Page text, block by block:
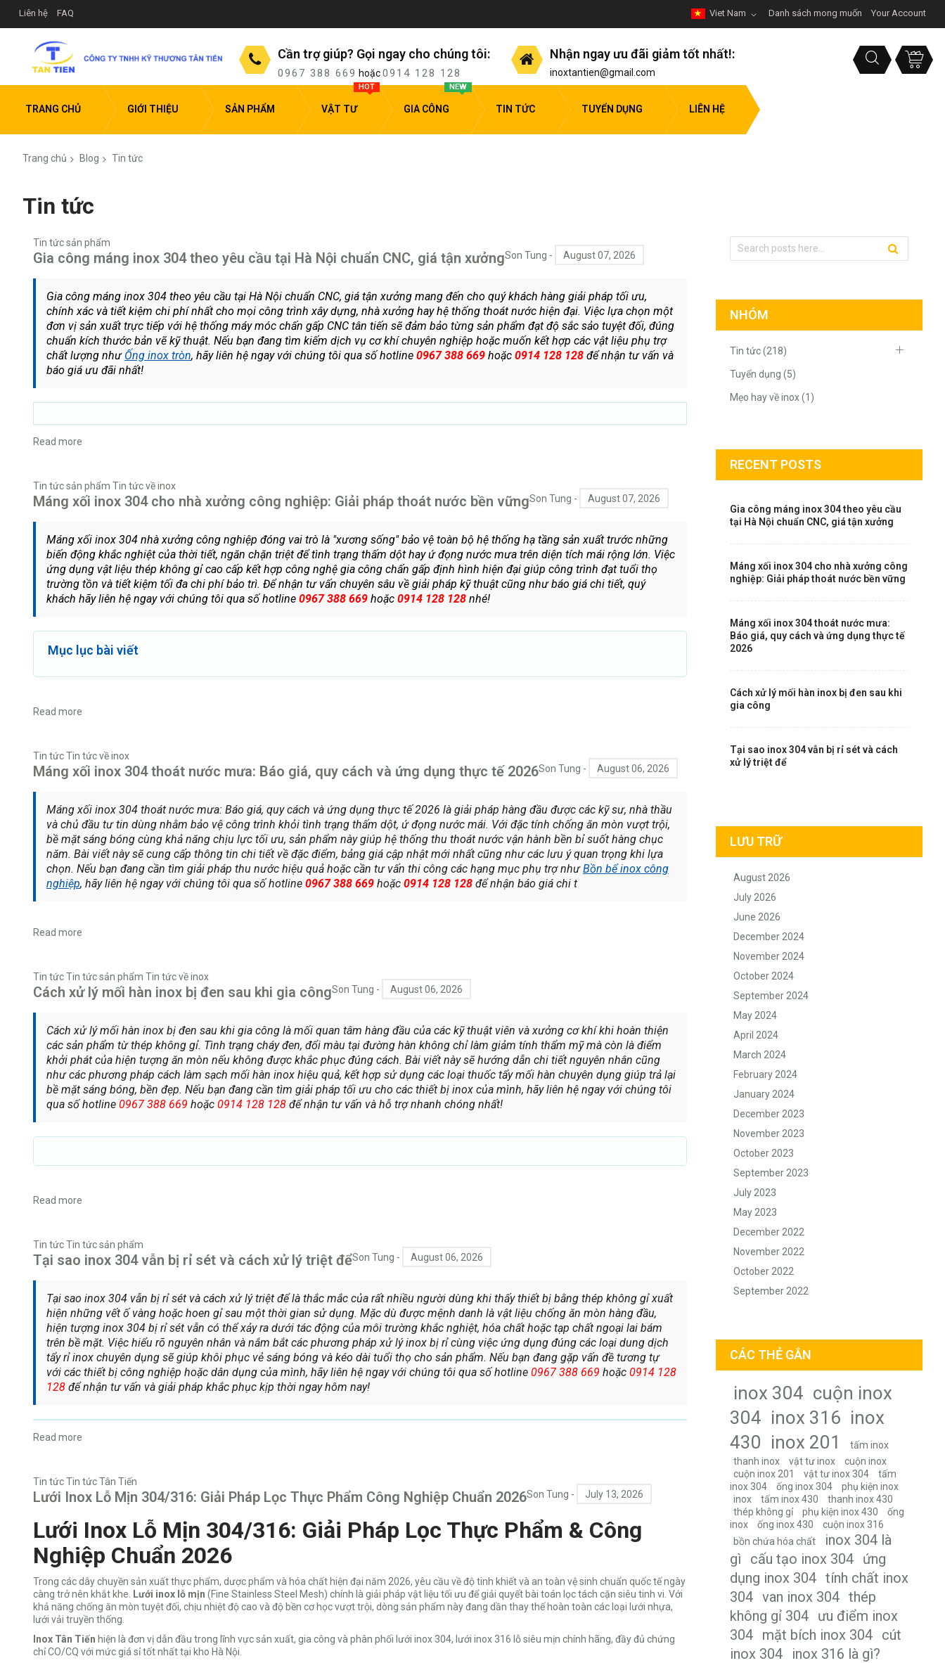
Liên hệ FAQ Danh sách mong muốn Your Account
Viet Nam
Cần trợ giúp? Gọi ngay cho chúng tôi:
0967 388 669 hoặc0914 128 128
Nhận ngay ưu đãi giảm tốt nhất!:
inoxtantien@gmail.com
TRANG CHỦ GIỚI THIỆU SẢN PHẨM VẬT TƯ
HOT
GIA CÔNG
NEW
TIN TỨC TUYỂN DỤNG LIÊN HỆ
Trang chủ Blog Tin tức
Tin tức
Tin tức sản phẩm
Gia công máng inox 304 theo yêu cầu tại Hà Nội chuẩn CNC, giá tận xưởngSon Tung - August 07, 2026
Gia công máng inox 304 theo yêu cầu tại Hà Nội chuẩn CNC, giá tận xưởng mang đến cho quý khách hàng giải pháp tối ưu,
chính xác và tiết kiệm chi phí nhất cho mọi công trình xây dựng, nhà xưởng hay hệ thống thoát nước hiện đại. Việc lựa chọn một
đơn vị sản xuất trực tiếp với hệ thống máy móc chấn gấp CNC tân tiến sẽ đảm bảo từng sản phẩm đạt độ sắc sảo tuyệt đối, đúng
chuẩn kích thước bản vẽ kỹ thuật. Nếu bạn đang tìm kiếm dịch vụ cơ khí chuyên nghiệp hoặc muốn kết hợp các vật liệu phụ trợ
chất lượng như Ống inox tròn, hãy liên hệ ngay với chúng tôi qua số hotline 0967 388 669 hoặc 0914 128 128 để nhận tư vấn và
báo giá ưu đãi nhất!
Read more
Tin tức sản phẩm Tin tức về inox
Máng xối inox 304 cho nhà xưởng công nghiệp: Giải pháp thoát nước bền vữngSon Tung - August 07, 2026
Máng xối inox 304 nhà xưởng công nghiệp đóng vai trò là "xương sống" bảo vệ toàn bộ hệ thống hạ tầng sản xuất trước những
biến động khắc nghiệt của thời tiết, ngăn chặn triệt để tình trạng thấm dột hay ứ đọng nước mưa trên diện tích mái rộng lớn. Việc
ứng dụng vật liệu thép không gỉ cao cấp kết hợp công nghệ gia công chấn gấp định hình hiện đại giúp công trình đạt tuổi thọ
trường tồn và tiết kiệm tối đa chi phí bảo trì. Để nhận tư vấn chuyên sâu về giải pháp kỹ thuật cũng như báo giá chi tiết, quý
khách hãy liên hệ ngay với chúng tôi qua số hotline 0967 388 669 hoặc 0914 128 128 nhé!
Mục lục bài viết
Read more
Tin tứcTin tức về inox
Máng xối inox 304 thoát nước mưa: Báo giá, quy cách và ứng dụng thực tế 2026Son Tung - August 06, 2026
Máng xối inox 304 thoát nước mưa: Báo giá, quy cách và ứng dụng thực tế 2026 là giải pháp hàng đầu được các kỹ sư, nhà thầu
và chủ đầu tư tin dùng nhằm bảo vệ công trình khỏi tình trạng thấm dột, ứ đọng nước mái. Với đặc tính chống ăn mòn vượt trội,
bề mặt sáng bóng cùng khả năng chịu lực tối ưu, sản phẩm này giúp hệ thống thu thoát nước vận hành bền bỉ suốt hàng chục
năm. Bài viết này sẽ cung cấp thông tin chi tiết về đặc điểm, bảng giá cập nhật mới nhất cũng như các lưu ý quan trọng khi lựa
chọn. Nếu bạn đang cần tìm giải pháp thu nước hiệu quả hoặc cần tư vấn thi công các hạng mục phụ trợ nhưBồn bể inox công
nghiệp, hãy liên hệ ngay với chúng tôi qua số hotline 0967 388 669 hoặc 0914 128 128 để nhận báo giá chi t
Read more
Tin tứcTin tức sản phẩm Tin tức về inox
Cách xử lý mối hàn inox bị đen sau khi gia côngSon Tung - August 06, 2026
Cách xử lý mối hàn inox bị đen sau khi gia công là mối quan tâm hàng đầu của các kỹ thuật viên và xưởng cơ khí khi hoàn thiện
các sản phẩm từ thép không gỉ. Tình trạng cháy đen, đổi màu tại đường hàn không chỉ làm giảm tính thẩm mỹ mà còn là điểm
khởi phát của hiện tượng ăn mòn nếu không được khắc phục đúng cách. Bài viết này sẽ hướng dẫn chi tiết nguyên nhân cũng
như các phương pháp cách làm sạch mối hàn inox hiệu quả, kết hợp sử dụng các loại thuốc tẩy mối hàn chuyên dụng giúp trả lại
bề mặt sáng bóng, bền đẹp. Nếu bạn đang cần tìm giải pháp tối ưu cho các thiết bị inox của mình, hãy liên hệ ngay với chúng tôi
qua số hotline 0967 388 669 hoặc 0914 128 128 để nhận tư vấn và hỗ trợ nhanh chóng nhất!
Read more
Tin tứcTin tức sản phẩm
Tại sao inox 304 vẫn bị rỉ sét và cách xử lý triệt đểSon Tung - August 06, 2026
Tại sao inox 304 vẫn bị rỉ sét và cách xử lý triệt để là thắc mắc của rất nhiều người dùng khi thấy thiết bị bằng thép không gỉ xuất
hiện những vết ố vàng hoặc hoen gỉ sau một thời gian sử dụng. Mặc dù được mệnh danh là vật liệu chống ăn mòn hàng đầu,
hiện tượng inox 304 bị rỉ sét vẫn có thể xảy ra dưới tác động của môi trường khắc nghiệt, hóa chất hoặc tạp chất ngoại lai bám
trên bề mặt. Việc hiểu rõ nguyên nhân và nắm bắt các phương pháp xử lý inox bị rỉ cùng việc ứng dụng đúng các loại dung dịch
tẩy rỉ inox chuyên dụng sẽ giúp khôi phục vẻ sáng bóng và kéo dài tuổi thọ cho sản phẩm. Nếu bạn đang gặp vấn đề tương tự
với các thiết bị công nghiệp hoặc dân dụng của mình, hãy liên hệ ngay với chúng tôi qua số hotline 0967 388 669 hoặc 0914 128
128 để nhận tư vấn và giải pháp khắc phục kịp thời ngay hôm nay!
Read more
Tin tứcTin tức Tân Tiến
Lưới Inox Lỗ Mịn 304/316: Giải Pháp Lọc Thực Phẩm Công Nghiệp Chuẩn 2026Son Tung - July 13, 2026
Lưới Inox Lỗ Mịn 304/316: Giải Pháp Lọc Thực Phẩm & Công
Nghiệp Chuẩn 2026
Trong các dây chuyền sản xuất thực phẩm, dược phẩm và hóa chất hiện đại năm 2026, yêu cầu về độ tinh khiết và an toàn vệ sinh chuẩn quốc tế ngày
càng trở nên khắt khe.
Lưới inox lỗ mịn (Fine Stainless Steel Mesh) chính là giải pháp vật liệu tối ưu để giải quyết bài toán lọc tách cặn siêu tinh vi. Với
khả năng chống ăn mòn tuyệt đối, chịu nhiệt độ cao và độ bền cơ học vượt trội, dòng sản phẩm này đang dần thay thế hoàn toàn các loại lưới nhựa,
lưới vải truyền thống.
Inox Tân Tiến hiện là đơn vị dẫn đầu trong lĩnh vực sản xuất, gia công và phân phối lưới inox 304, lưới inox 316 lỗ siêu mịn chính hãng, đầy đủ chứng
chỉ CO/CQ với mức giá sỉ tốt nhất tại kho Hà Nội.
NHÓM
Tin tức (218)
Tuyển dụng (5)
Mẹo hay về inox (1)
RECENT POSTS
Gia công máng inox 304 theo yêu cầu
tại Hà Nội chuẩn CNC, giá tận xưởng
Máng xối inox 304 cho nhà xưởng công
nghiệp: Giải pháp thoát nước bền vững
Máng xối inox 304 thoát nước mưa:
Báo giá, quy cách và ứng dụng thực tế
2026
Cách xử lý mối hàn inox bị đen sau khi
gia công
Tại sao inox 304 vẫn bị rỉ sét và cách
xử lý triệt để
LƯU TRỮ
August 2026
July 2026
June 2026
December 2024
November 2024
October 2024
September 2024
May 2024
April 2024
March 2024
February 2024
January 2024
December 2023
November 2023
October 2023
September 2023
July 2023
May 2023
December 2022
November 2022
October 2022
September 2022
CÁC THẺ GẮN
inox 304 cuộn inox
304 inox 316 inox
430 inox 201
tấm inox
thanh inox
vật tư inox
cuộn inox
cuộn inox 201
vật tư inox 304
tấm
inox 304
ống inox 304
phụ kiện inox
inox
tấm inox 430
thanh inox 430
thép không gỉ
phụ kiện inox 430
ống
inox
ống inox 430
cuộn inox 316
bồn chứa hóa chất
inox 304 là
gì
cấu tạo inox 304
ứng
dụng inox 304 tính chất inox
304 van inox 304 thép
không gỉ 304
ưu điểm inox
304
mặt bích inox 304
cút
inox 304
inox 316 là gì?